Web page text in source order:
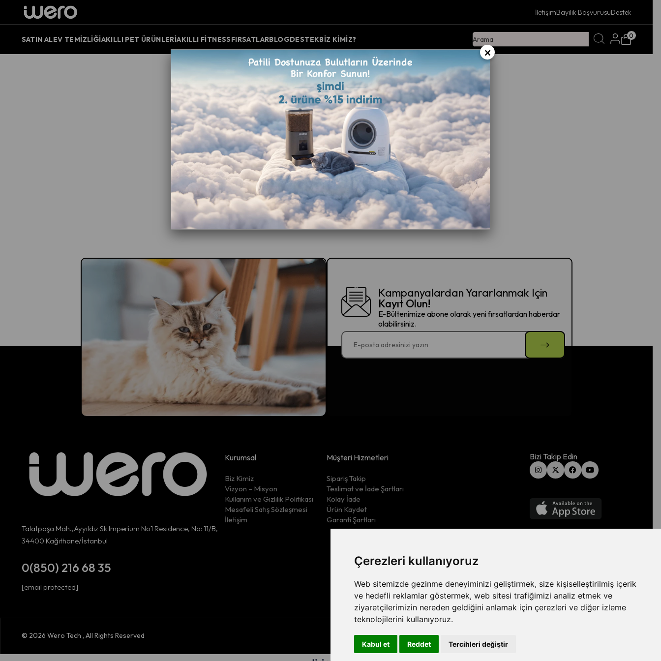
Çerezleri kullanıyoruz
Web sitemizde gezinme deneyiminizi geliştirmek, size kişiselleştirilmiş içerik
ve hedefli reklamlar göstermek, web sitesi trafiğimizi analiz etmek ve
ziyaretçilerimizin nereden geldiğini anlamak için çerezleri ve diğer izleme
teknolojilerini kullanıyoruz.
Kabul et Reddet Tercihleri değiştir
İletişimBayilik BaşvurusuDestek
SATIN ALEV TEMIZLIĞIAKILLI PET ÜRÜNLERIAKILLI FITNESSFIRSATLARBLOGDESTEKBIZ KIMIZ? 0
Kampanyalardan Yararlanmak Için
Kayıt Olun!
E-Bültenimize abone olarak yeni fırsatlardan haberdar
olabilirsiniz.
Talatpaşa Mah.,Ayyıldız Sk Imperium No1 Residence, No: 11/B,
34400 Kağıthane/İstanbul
0(850) 216 68 35
[email protected]
Kurumsal
Biz Kimiz
Vizyon – Misyon
Kullanım ve Gizlilik Politikası
Mesafeli Satış Sözleşmesi
İletişim
Müşteri Hizmetleri
Sipariş Takip
Teslimat ve İade Şartları
Kolay İade
Ürün Kaydet
Garanti Şartları
Bizi Takip Edin
© 2026 Wero Tech , All Rights Reserved
×